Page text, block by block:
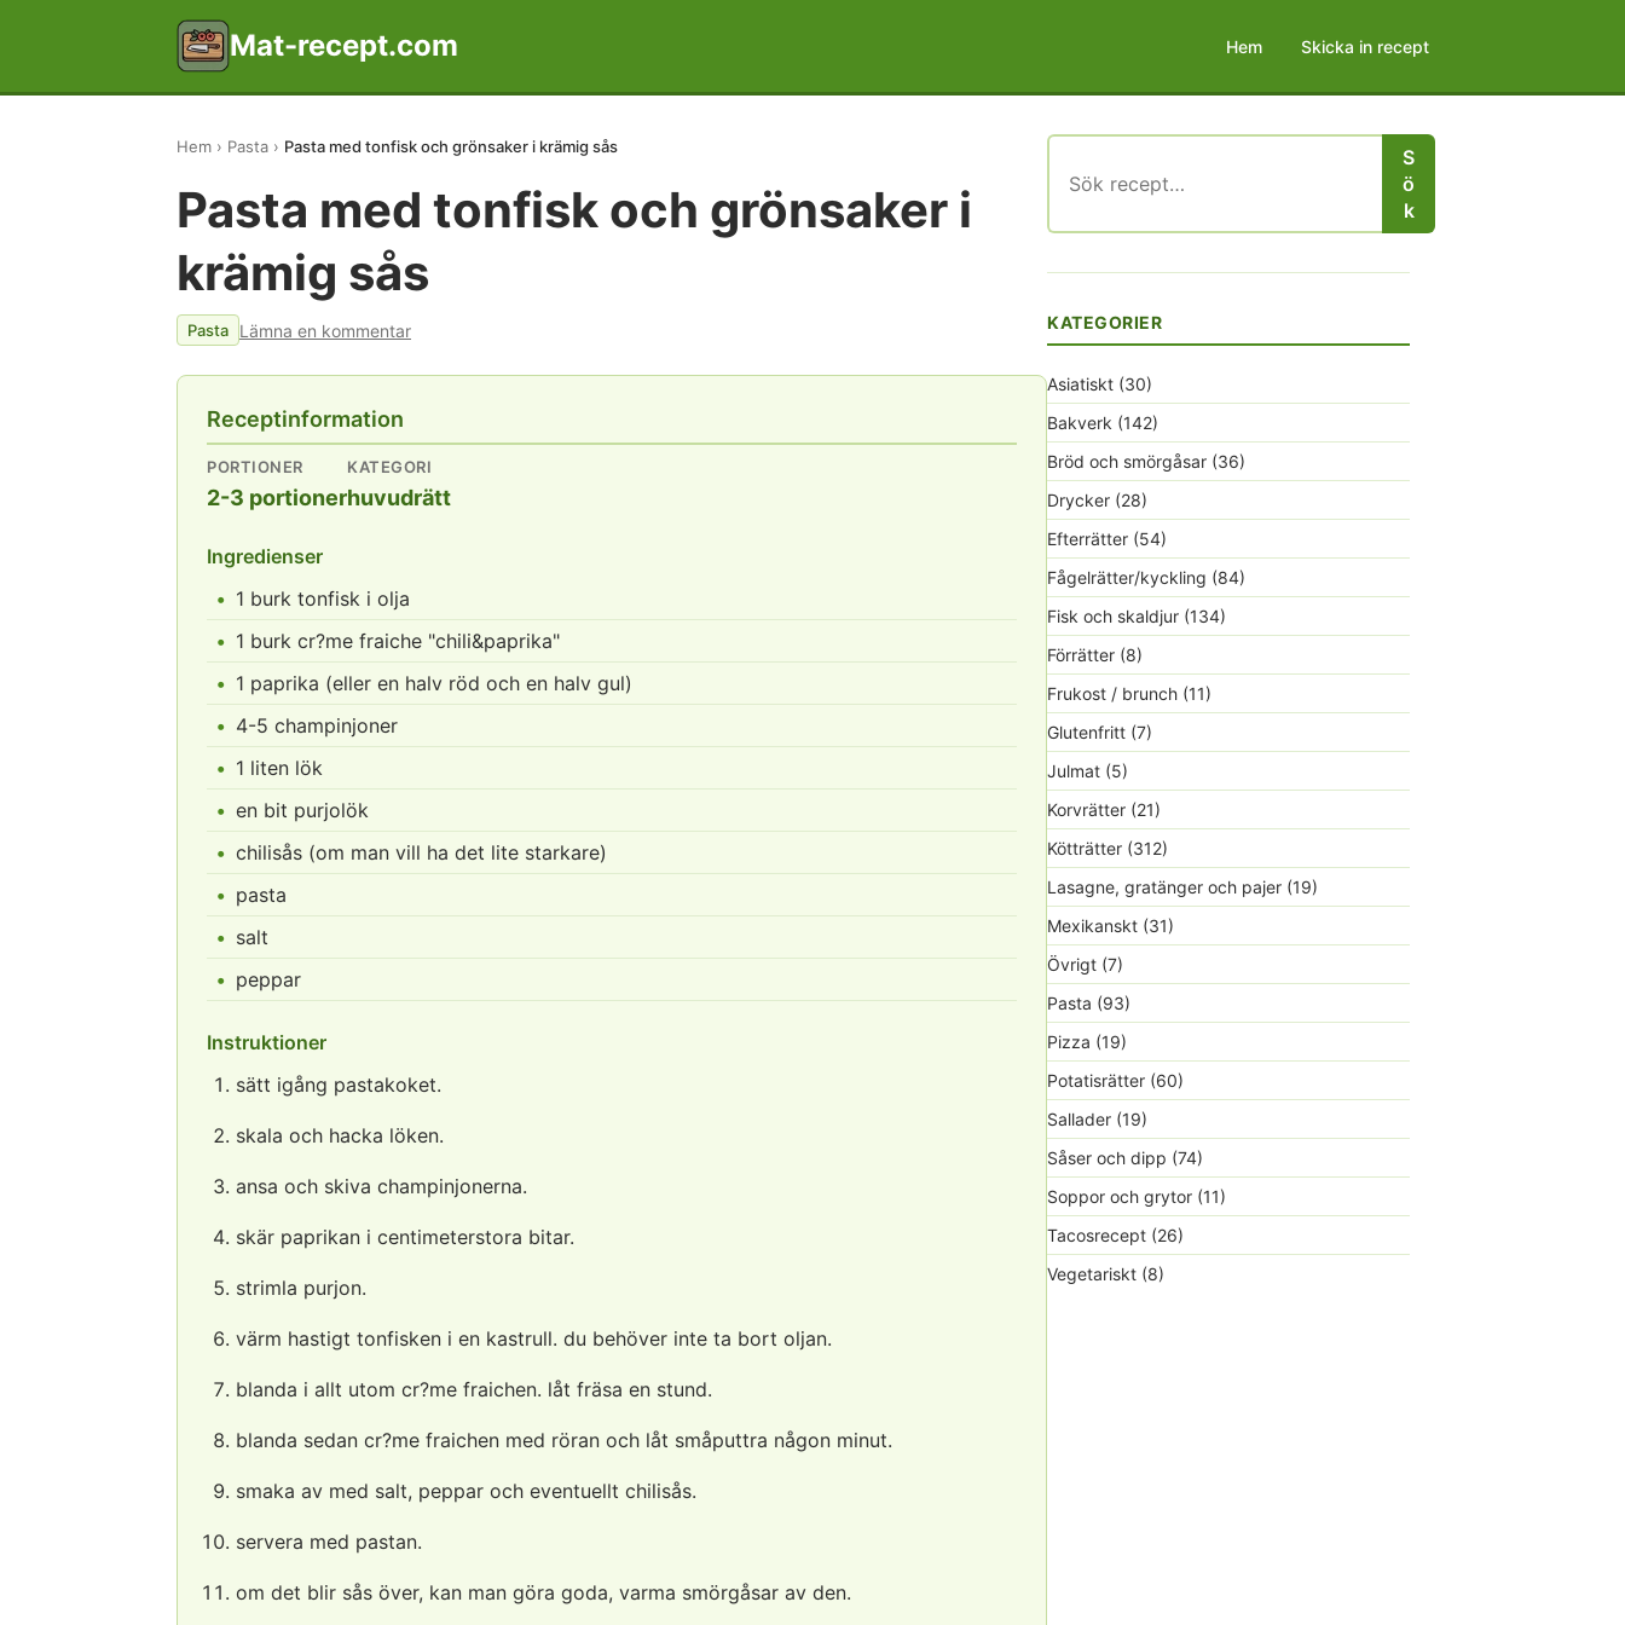
Mat-recept.com Hem Skicka in recept
Hem Pasta Pasta med tonfisk och grönsaker i krämig sås
Pasta med tonfisk och grönsaker i
krämig sås
Pasta Lämna en kommentar
Receptinformation
PORTIONER
2-3 portioner
KATEGORI
huvudrätt
Ingredienser
1 burk tonfisk i olja
1 burk cr?me fraiche "chili&paprika"
1 paprika (eller en halv röd och en halv gul)
4-5 champinjoner
1 liten lök
en bit purjolök
chilisås (om man vill ha det lite starkare)
pasta
salt
peppar
Instruktioner
sätt igång pastakoket.
skala och hacka löken.
ansa och skiva champinjonerna.
skär paprikan i centimeterstora bitar.
strimla purjon.
värm hastigt tonfisken i en kastrull. du behöver inte ta bort oljan.
blanda i allt utom cr?me fraichen. låt fräsa en stund.
blanda sedan cr?me fraichen med röran och låt småputtra någon minut.
smaka av med salt, peppar och eventuellt chilisås.
servera med pastan.
om det blir sås över, kan man göra goda, varma smörgåsar av den.
efter:
S
ö
k
KATEGORIER
Asiatiskt (30)
Bakverk (142)
Bröd och smörgåsar (36)
Drycker (28)
Efterrätter (54)
Fågelrätter/kyckling (84)
Fisk och skaldjur (134)
Förrätter (8)
Frukost / brunch (11)
Glutenfritt (7)
Julmat (5)
Korvrätter (21)
Kötträtter (312)
Lasagne, gratänger och pajer (19)
Mexikanskt (31)
Övrigt (7)
Pasta (93)
Pizza (19)
Potatisrätter (60)
Sallader (19)
Såser och dipp (74)
Soppor och grytor (11)
Tacosrecept (26)
Vegetariskt (8)